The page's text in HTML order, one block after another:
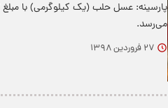
می‌رسد.
۲۷ فروردین ۱۳۹۸